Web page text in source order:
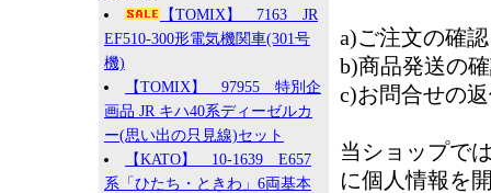
【TOMIX】 7163 JR
EF510-300形電気機関車(301号
機)
【TOMIX】 97955 特別企
画品 JR キハ40系ディーゼルカ
ー(思い出の只見線)セット
【KATO】 10-1639 E657
系「ひたち・ときわ」6両基本
a)ご注文の確
b)商品発送の
c)お問合せの
当ショップで
に個人情報を